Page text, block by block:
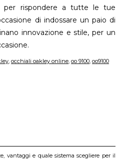
per rispondere a tutte le tue
di indossare un paio di
innovazione e stile, per un
, occhiali oakley online, oo 9100, oo9100
vantaggi e quale sistema scegliere per il